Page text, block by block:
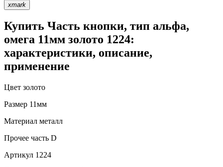
xmark
Купить Часть кнопки, тип альфа,
омега 11мм золото 1224:
характеристики, описание,
применение
Цвет золото
Размер 11мм
Материал металл
Прочее часть D
Артикул 1224